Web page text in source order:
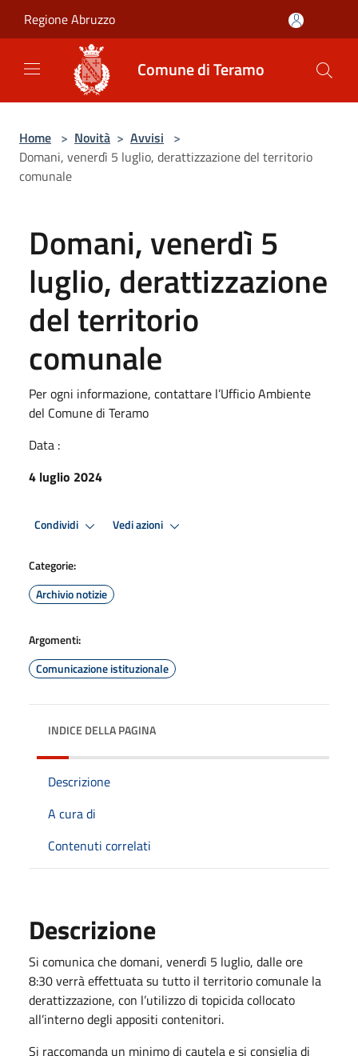
Regione Abruzzo
Comune di Teramo
Home > Novità > Avvisi >
Domani, venerdì 5 luglio, derattizzazione del territorio
comunale
Domani, venerdì 5
luglio, derattizzazione
del territorio
comunale
Per ogni informazione, contattare l’Ufficio Ambiente
del Comune di Teramo
Data :
4 luglio 2024
Condividi Vedi azioni
Categorie:
Archivio notizie
Argomenti:
Comunicazione istituzionale
INDICE DELLA PAGINA
Descrizione
A cura di
Contenuti correlati
Descrizione
Si comunica che domani, venerdì 5 luglio, dalle ore
8:30 verrà effettuata su tutto il territorio comunale la
derattizzazione, con l’utilizzo di topicida collocato
all’interno degli appositi contenitori.
Si raccomanda un minimo di cautela e si consiglia di